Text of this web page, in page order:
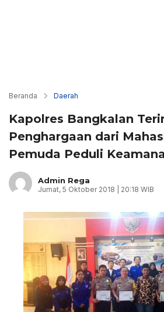
Beranda Daerah
Kapolres Bangkalan
Penghargaan dari
Pemuda Peduli
Admin Rega
Jumat, 5 Oktober 2018 | 20:18 WIB